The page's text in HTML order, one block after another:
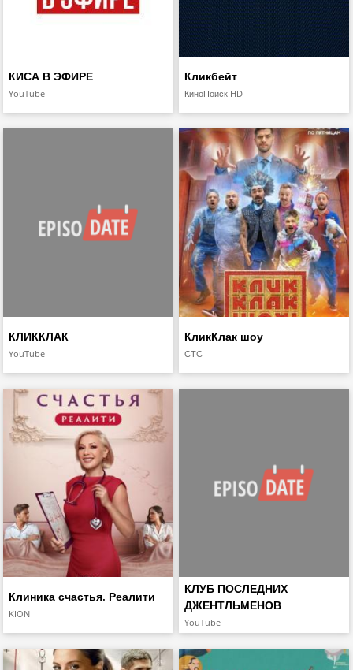
КИСА В ЭФИРЕ
YouTube
Кликбейт
КиноПоиск HD
КЛИККЛАК
YouTube
КликКлак шоу
СТС
Клиника счастья. Реалити
KION
КЛУБ ПОСЛЕДНИХ
ДЖЕНТЛЬМЕНОВ
YouTube